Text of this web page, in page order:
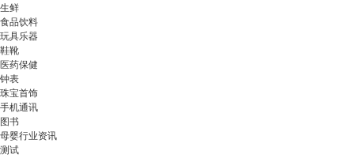
生鲜
食品饮料
玩具乐器
鞋靴
医药保健
钟表
珠宝首饰
手机通讯
图书
母婴行业资讯
测试